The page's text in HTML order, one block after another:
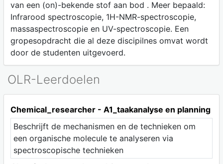
van een (on)-bekende stof aan bod . Meer bepaald:
Infrarood spectroscopie, 1H-NMR-spectroscopie,
massaspectroscopie en UV-spectroscopie. Een
gropesopdracht die al deze discipilnes omvat wordt
door de studenten uitgevoerd.
OLR-Leerdoelen
Chemical_researcher - A1_taakanalyse en planning
Beschrijft de mechanismen en de technieken om
een organische molecule te analyseren via
spectroscopische technieken